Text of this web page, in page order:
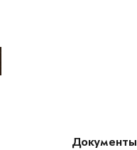
Документы